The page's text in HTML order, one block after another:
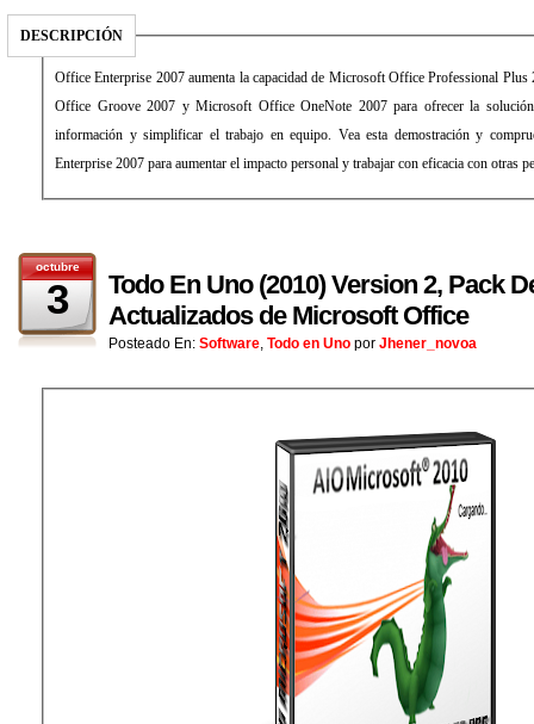
DESCRIPCIÓN
Office Enterprise 2007 aumenta la capacidad de Microsoft Office Professional
Office Groove 2007 y Microsoft Office OneNote 2007 para ofrecer la solución
información y simplificar el trabajo en equipo. Vea esta demostración y
Enterprise 2007 para aumentar el impacto personal y trabajar con eficacia con otras
octubre
3
Todo En Uno (2010) Version 2, Pack
Actualizados de Microsoft Office
Posteado En: Software, Todo en Uno por Jhener_novoa